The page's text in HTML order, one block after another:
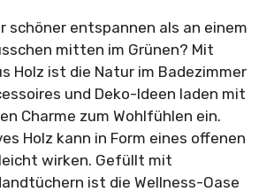
schöner entspannen als an einem
mitten im Grünen? Mit
Holz ist die Natur im Badezimmer
und Deko-Ideen laden mit
Charme zum Wohlfühlen ein.
Holz kann in Form eines offenen
wirken. Gefüllt mit
ist die Wellness-Oase